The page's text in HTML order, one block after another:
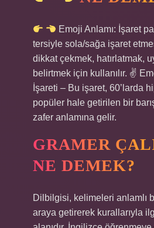
Emoji Anlamı: İşaret
tersiyle sola/sağa işaret
dikkat çekmek, hatırlatmak,
belirtmek için kullanılır. ✌
İşareti – Bu işaret, 60’larda
popüler hale getirilen bir
zafer anlamına gelir.
GRAMER
NE DEMEK?
Dilbilgisi, kelimeleri anlamlı
araya getirerek kurallarıyla